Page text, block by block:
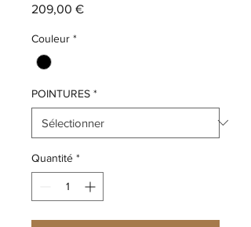
209,00 €Prix
Couleur *
POINTURES *
Quantité *